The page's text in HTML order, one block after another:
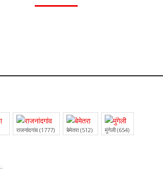
राजनांदगांव (1777) बेमेतरा (512) मुंगेली (654)